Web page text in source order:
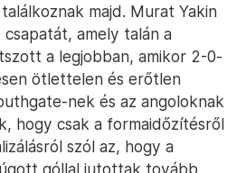
majd. Murat Yakin
amely talán a
a legjobban, amikor 2-0-
ötlettelen és erőtlen
nek és az angoloknak
hogy csak a formaidőzítésről
szól az, hogy a
góllal jutottak tovább